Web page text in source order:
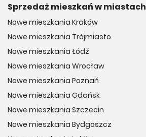
Sprzedaż mieszkań w miastach
Nowe mieszkania Kraków
Nowe mieszkania Trójmiasto
Nowe mieszkania Łódź
Nowe mieszkania Wrocław
Nowe mieszkania Poznań
Nowe mieszkania Gdańsk
Nowe mieszkania Szczecin
Nowe mieszkania Bydgoszcz